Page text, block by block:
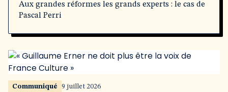
Aux grandes réformes les grands experts : le cas de
Pascal Perri
Communiqué 9 juillet 2026